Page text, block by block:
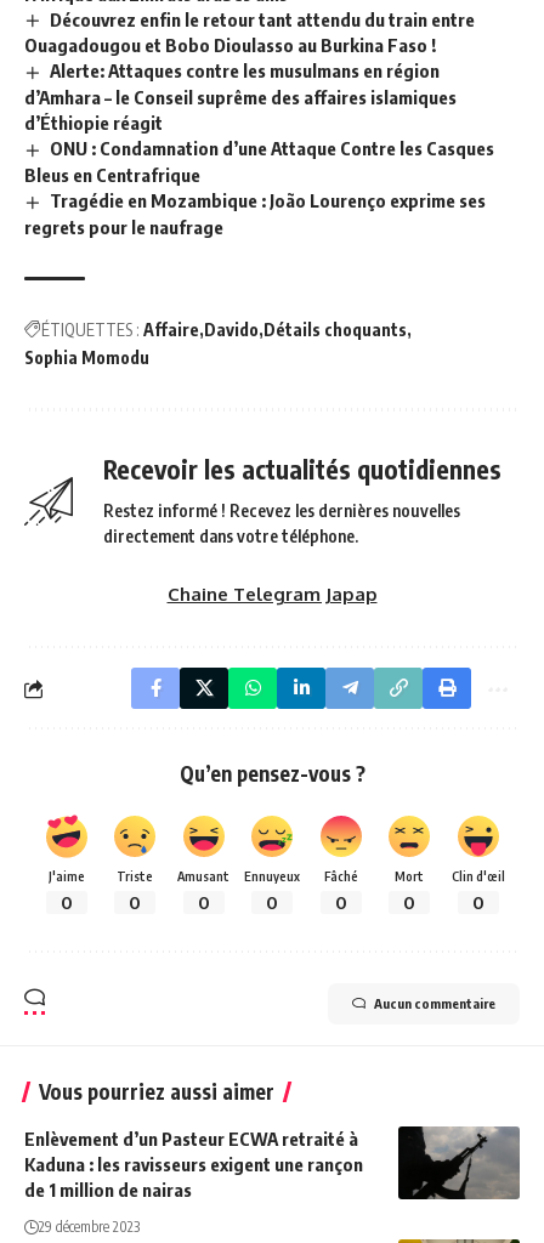
Découvrez enfin le retour tant attendu du train entre
Ouagadougou et Bobo Dioulasso au Burkina Faso !
Alerte: Attaques contre les musulmans en région
d’Amhara – le Conseil suprême des affaires islamiques
d’Éthiopie réagit
ONU : Condamnation d’une Attaque Contre les Casques
Bleus en Centrafrique
Tragédie en Mozambique : João Lourenço exprime ses
regrets pour le naufrage
ÉTIQUETTES : Affaire Davido Détails choquants
Sophia Momodu
Recevoir les actualités quotidiennes
Restez informé ! Recevez les dernières nouvelles
directement dans votre téléphone.
Chaine Telegram Japap
Qu’en pensez-vous ?
J'aime
0
Triste
0
Amusant
0
Ennuyeux
0
Fâché
0
Mort
0
Clin d'œil
0
Aucun commentaire
Vous pourriez aussi aimer
Enlèvement d’un Pasteur ECWA retraité à
Kaduna : les ravisseurs exigent une rançon
de 1 million de nairas
29 décembre 2023